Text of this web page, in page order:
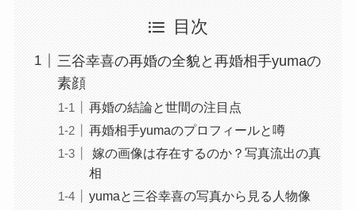
目次
三谷幸喜の再婚の全貌と再婚相手yumaの
素顔
再婚の結論と世間の注目点
再婚相手yumaのプロフィールと噂
嫁の画像は存在するのか？写真流出の真
相
yumaと三谷幸喜の写真から見る人物像